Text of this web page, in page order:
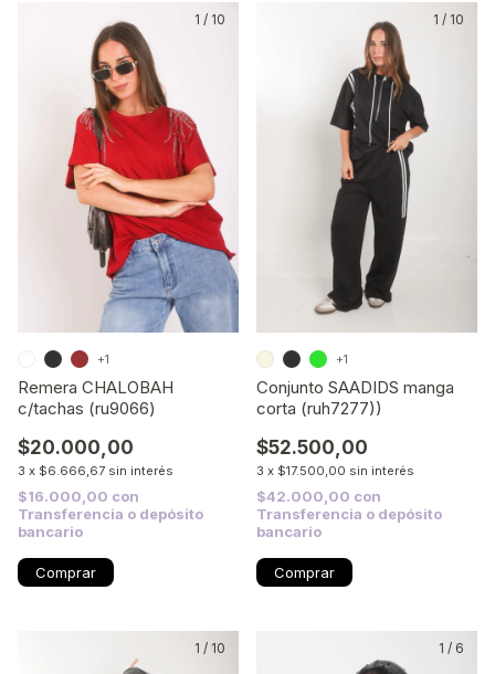
1 / 10
Remera CHALOBAH
c/tachas (ru9066)
$20.000,00
3 x $6.666,67 sin interés
$16.000,00 con
Transferencia o depósito
bancario
+1
Comprar
1 / 10
Conjunto SAADIDS manga
corta (ruh7277))
$52.500,00
3 x $17.500,00 sin interés
$42.000,00 con
Transferencia o depósito
bancario
+1
Comprar
1 / 10 1 / 6